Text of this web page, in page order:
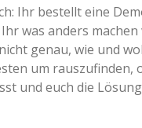
Ihr bestellt eine
was anders
genau, wie und
um rauszufinden,
und euch die